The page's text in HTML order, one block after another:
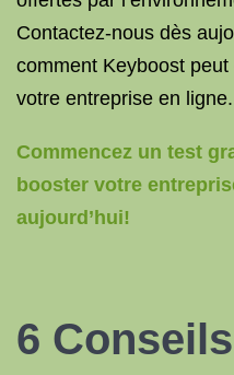
Contactez-nous dès
comment Keyboost
votre entreprise en ligne.
Commencez un test
booster votre
aujourd’hui!
6